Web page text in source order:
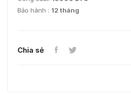
Bảo hành : 12 tháng
Chia sẻ